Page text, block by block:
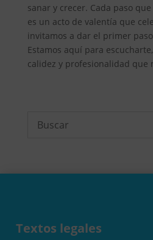
sanar y crecer. Cada paso
es un acto de valentía que
invitamos a dar el primer
Estamos aquí para
calidez y profesionalidad que
Textos legales